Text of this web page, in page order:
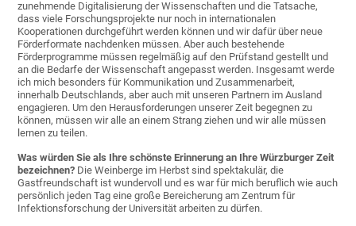
zunehmende Digitalisierung der Wissenschaften und die Tatsache,
dass viele Forschungsprojekte nur noch in internationalen
Kooperationen durchgeführt werden können und wir dafür über neue
Förderformate nachdenken müssen. Aber auch bestehende
Förderprogramme müssen regelmäßig auf den Prüfstand gestellt und
an die Bedarfe der Wissenschaft angepasst werden. Insgesamt werde
ich mich besonders für Kommunikation und Zusammenarbeit,
innerhalb Deutschlands, aber auch mit unseren Partnern im Ausland
engagieren. Um den Herausforderungen unserer Zeit begegnen zu
können, müssen wir alle an einem Strang ziehen und wir alle müssen
lernen zu teilen.
Was würden Sie als Ihre schönste Erinnerung an Ihre Würzburger Zeit
bezeichnen? Die Weinberge im Herbst sind spektakulär, die
Gastfreundschaft ist wundervoll und es war für mich beruflich wie auch
persönlich jeden Tag eine große Bereicherung am Zentrum für
Infektionsforschung der Universität arbeiten zu dürfen.